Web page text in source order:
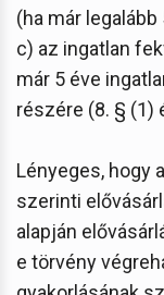
(ha már
c) az ingatlan
már 5 éve
részére (8. § (1)
Lényeges, hogy
szerinti
alapján
e törvény